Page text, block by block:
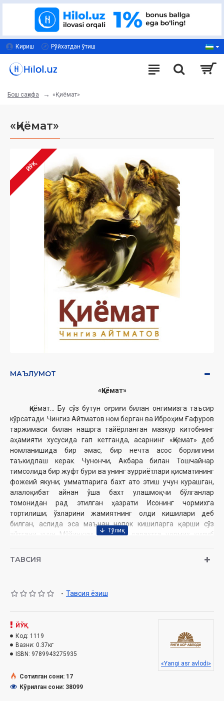
Кириш Рўйхатдан ўтиш
Бош саҳифа «Қиёмат»
«Қиёмат»
ЙЎҚ
МАЪЛУМОТ
«Қиёмат»
Қиёмат... Бу сўз бутун оғриғи билан онгимизга таъсир
кўрсатади. Чингиз Айтматов ном берган ва Иброҳим Ғафуров
таржимаси би­лан нашрга тайёрланган мазкур китобнинг
аҳамияти хусусида гaп кетганда, асарнинг «Қиёмат» деб
номланишида бир эмас, бир нечта асос борлигини
таъкидлаш керак. Чунончи, Акбара билан Тошчайнар
тимсолида бир жуфт бури ва унинг зурриётлари қисматининг
фожеий якуни; умматларига бахт ато этиш учун курашган,
алалоқибат айнан ўша бахт улашмоқчи бўлганлар
томонидан рад этилган ҳазрати Исонинг чормихга
тортилиши; ўзларини жамиятнинг олди кишилари деб
билган, аслида эса маънан нопок кишиларга қарши сўз
айтгани учун Мўйинқум даштида дарахтга чормих қилиб
Мўнгу тоғидаги тубсиз жарликка оти билан тушиб кетган ва
илма-тешик қилиб юборган Бўстон Ўркунчиев тақдири -
Муаллиф:Чингиз Айтматов
Номи:«Қиёмат»
Сана:2018 йил
Ҳажми:432 бет
ТАВСИЯ
- Тавсия ёзиш
ЙЎҚ
Код: 1119
Вазни: 0.37кг
ISBN: 9789943275935
«Yangi asr avlodi»
Сотилган сони: 17
Кўрилган сони: 38099